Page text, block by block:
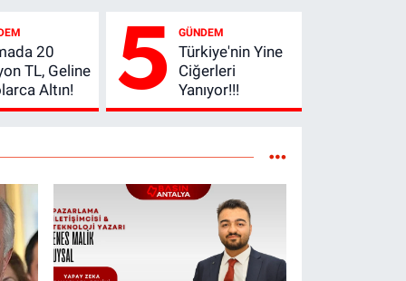
20
TL, Geline
Altın!
5 GÜNDEM
Türkiye'nin Yine
Ciğerleri
Yanıyor!!!